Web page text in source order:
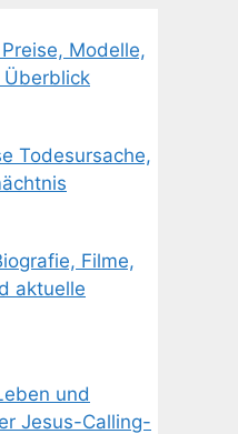
Modelle,
Überblick
Todesursache,
Filme,
aktuelle
und
Jesus-Calling-